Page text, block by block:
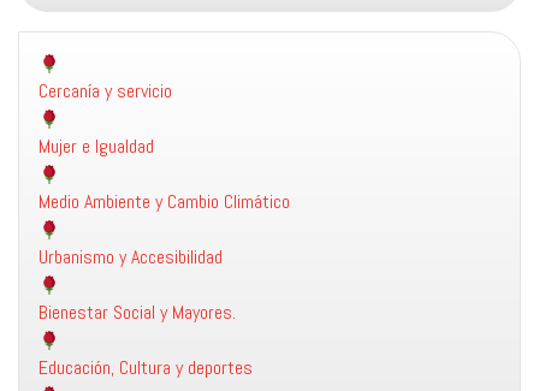
Cercanía y servicio
Mujer e Igualdad
Medio Ambiente y Cambio Climático
Urbanismo y Accesibilidad
Bienestar Social y Mayores.
Educación, Cultura y deportes